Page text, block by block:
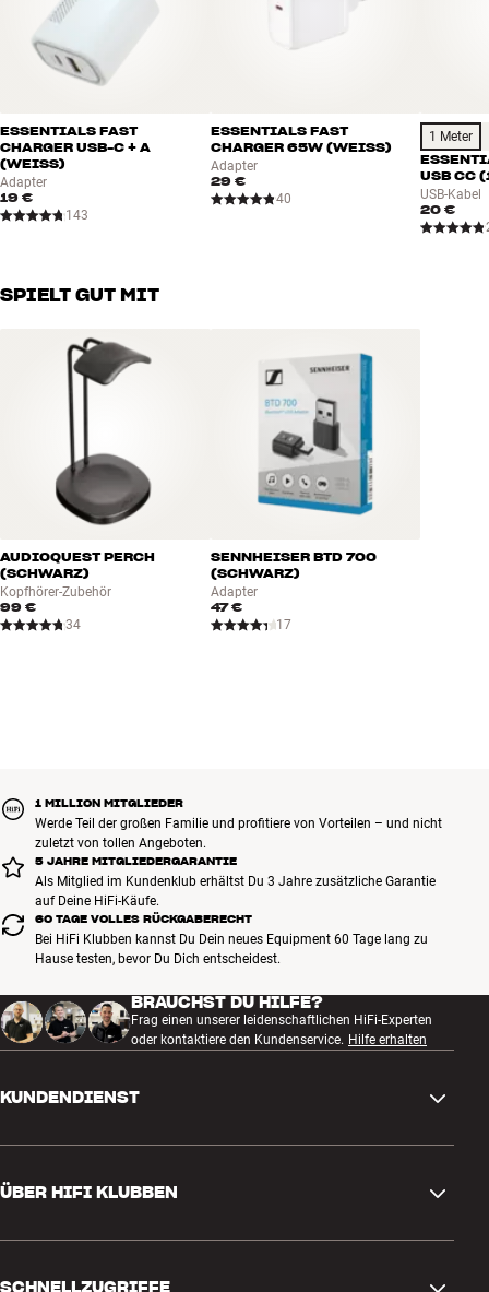
ESSENTIALS FAST
CHARGER USB-C + A
(WEISS)
Adapter
19 €
143
ESSENTIALS FAST
CHARGER 65W (WEISS)
Adapter
29 €
40
1 Meter
USB CC
USB-Kabel
20 €
SPIELT GUT MIT
AUDIOQUEST PERCH
(SCHWARZ)
Kopfhörer-Zubehör
99 €
34
SENNHEISER BTD 700
(SCHWARZ)
Adapter
47 €
17
1 MILLION MITGLIEDER
Werde Teil der großen Familie und profitiere von Vorteilen – und nicht
zuletzt von tollen Angeboten.
5 JAHRE MITGLIEDERGARANTIE
Als Mitglied im Kundenklub erhältst Du 3 Jahre zusätzliche Garantie
auf Deine HiFi-Käufe.
60 TAGE VOLLES RÜCKGABERECHT
Bei HiFi Klubben kannst Du Dein neues Equipment 60 Tage lang zu
Hause testen, bevor Du Dich entscheidest.
BRAUCHST DU HILFE?
Frag einen unserer leidenschaftlichen HiFi-Experten
oder kontaktiere den Kundenservice. Hilfe erhalten
KUNDENDIENST
Fragen und Antworten
Rückgabe und Reklamation
Bestellung widerrufen
ÜBER HIFI KLUBBEN
SCHNELLZUGRIFFE